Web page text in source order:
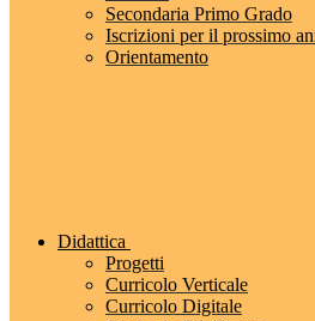
Secondaria Primo Grado
Iscrizioni per il prossimo
Orientamento
Didattica
Progetti
Curricolo Verticale
Curricolo Digitale